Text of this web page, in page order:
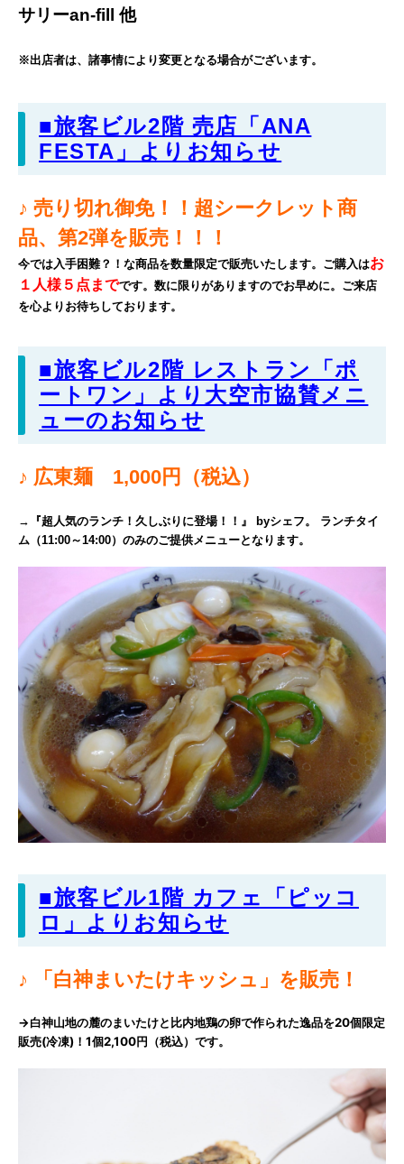
サリーan-fill 他
※出店者は、諸事情により変更となる場合がございます。
■旅客ビル2階 売店「ANA
FESTA」よりお知らせ
♪ 売り切れ御免！！超シークレット商
品、第2弾を販売！！！
今では入手困難？！な商品を数量限定で販売いたします。ご購入はお
１人様５点までです。数に限りがありますのでお早めに。ご来店
を心よりお待ちしております。
■旅客ビル2階 レストラン「ポ
ートワン」より大空市協賛メニ
ューのお知らせ
♪ 広東麺 1,000円（税込）
→ 『超人気のランチ！久しぶりに登場！！』 byシェフ。 ランチタイ
ム（11:00～14:00）のみのご提供メニューとなります。
■旅客ビル1階 カフェ「ピッコ
ロ」よりお知らせ
♪ 「白神まいたけキッシュ」 を販売！
→白神山地の麓のまいたけと比内地鶏の卵で作られた逸品を20個限定
販売(冷凍)！1個2,100円（税込）です。